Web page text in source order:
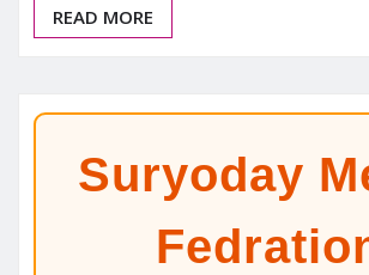
READ MORE
Suryoday